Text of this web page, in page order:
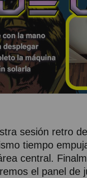
sesión retro
tiempo
central.
el panel de